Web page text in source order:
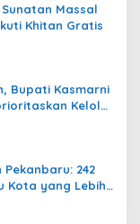
Massal
Khitan Gratis
Bupati Kasmarni
Kelola
242
Kota yang Lebih